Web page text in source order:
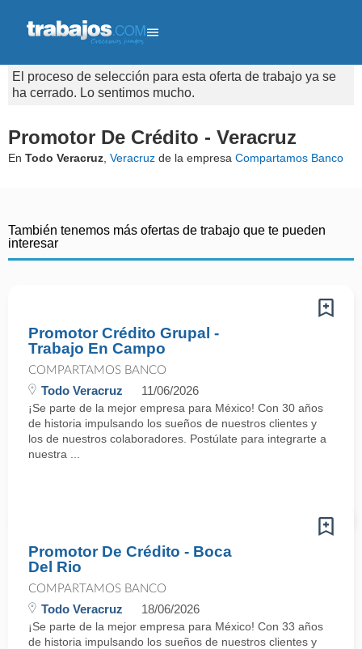
El proceso de selección para esta oferta de trabajo ya se
ha cerrado. Lo sentimos mucho.
Promotor De Crédito - Veracruz
En Todo Veracruz Veracruz de la empresa Compartamos Banco
También tenemos más ofertas de trabajo que te pueden
interesar
Promotor Crédito Grupal -
Trabajo En Campo
COMPARTAMOS BANCO
Todo Veracruz 11/06/2026
¡Se parte de la mejor empresa para México! Con 30 años
de historia impulsando los sueños de nuestros clientes y
los de nuestros colaboradores. Postúlate para integrarte a
nuestra ...
Promotor De Crédito - Boca
Del Rio
COMPARTAMOS BANCO
Todo Veracruz 18/06/2026
¡Se parte de la mejor empresa para México! Con 33 años
de historia impulsando los sueños de nuestros clientes y